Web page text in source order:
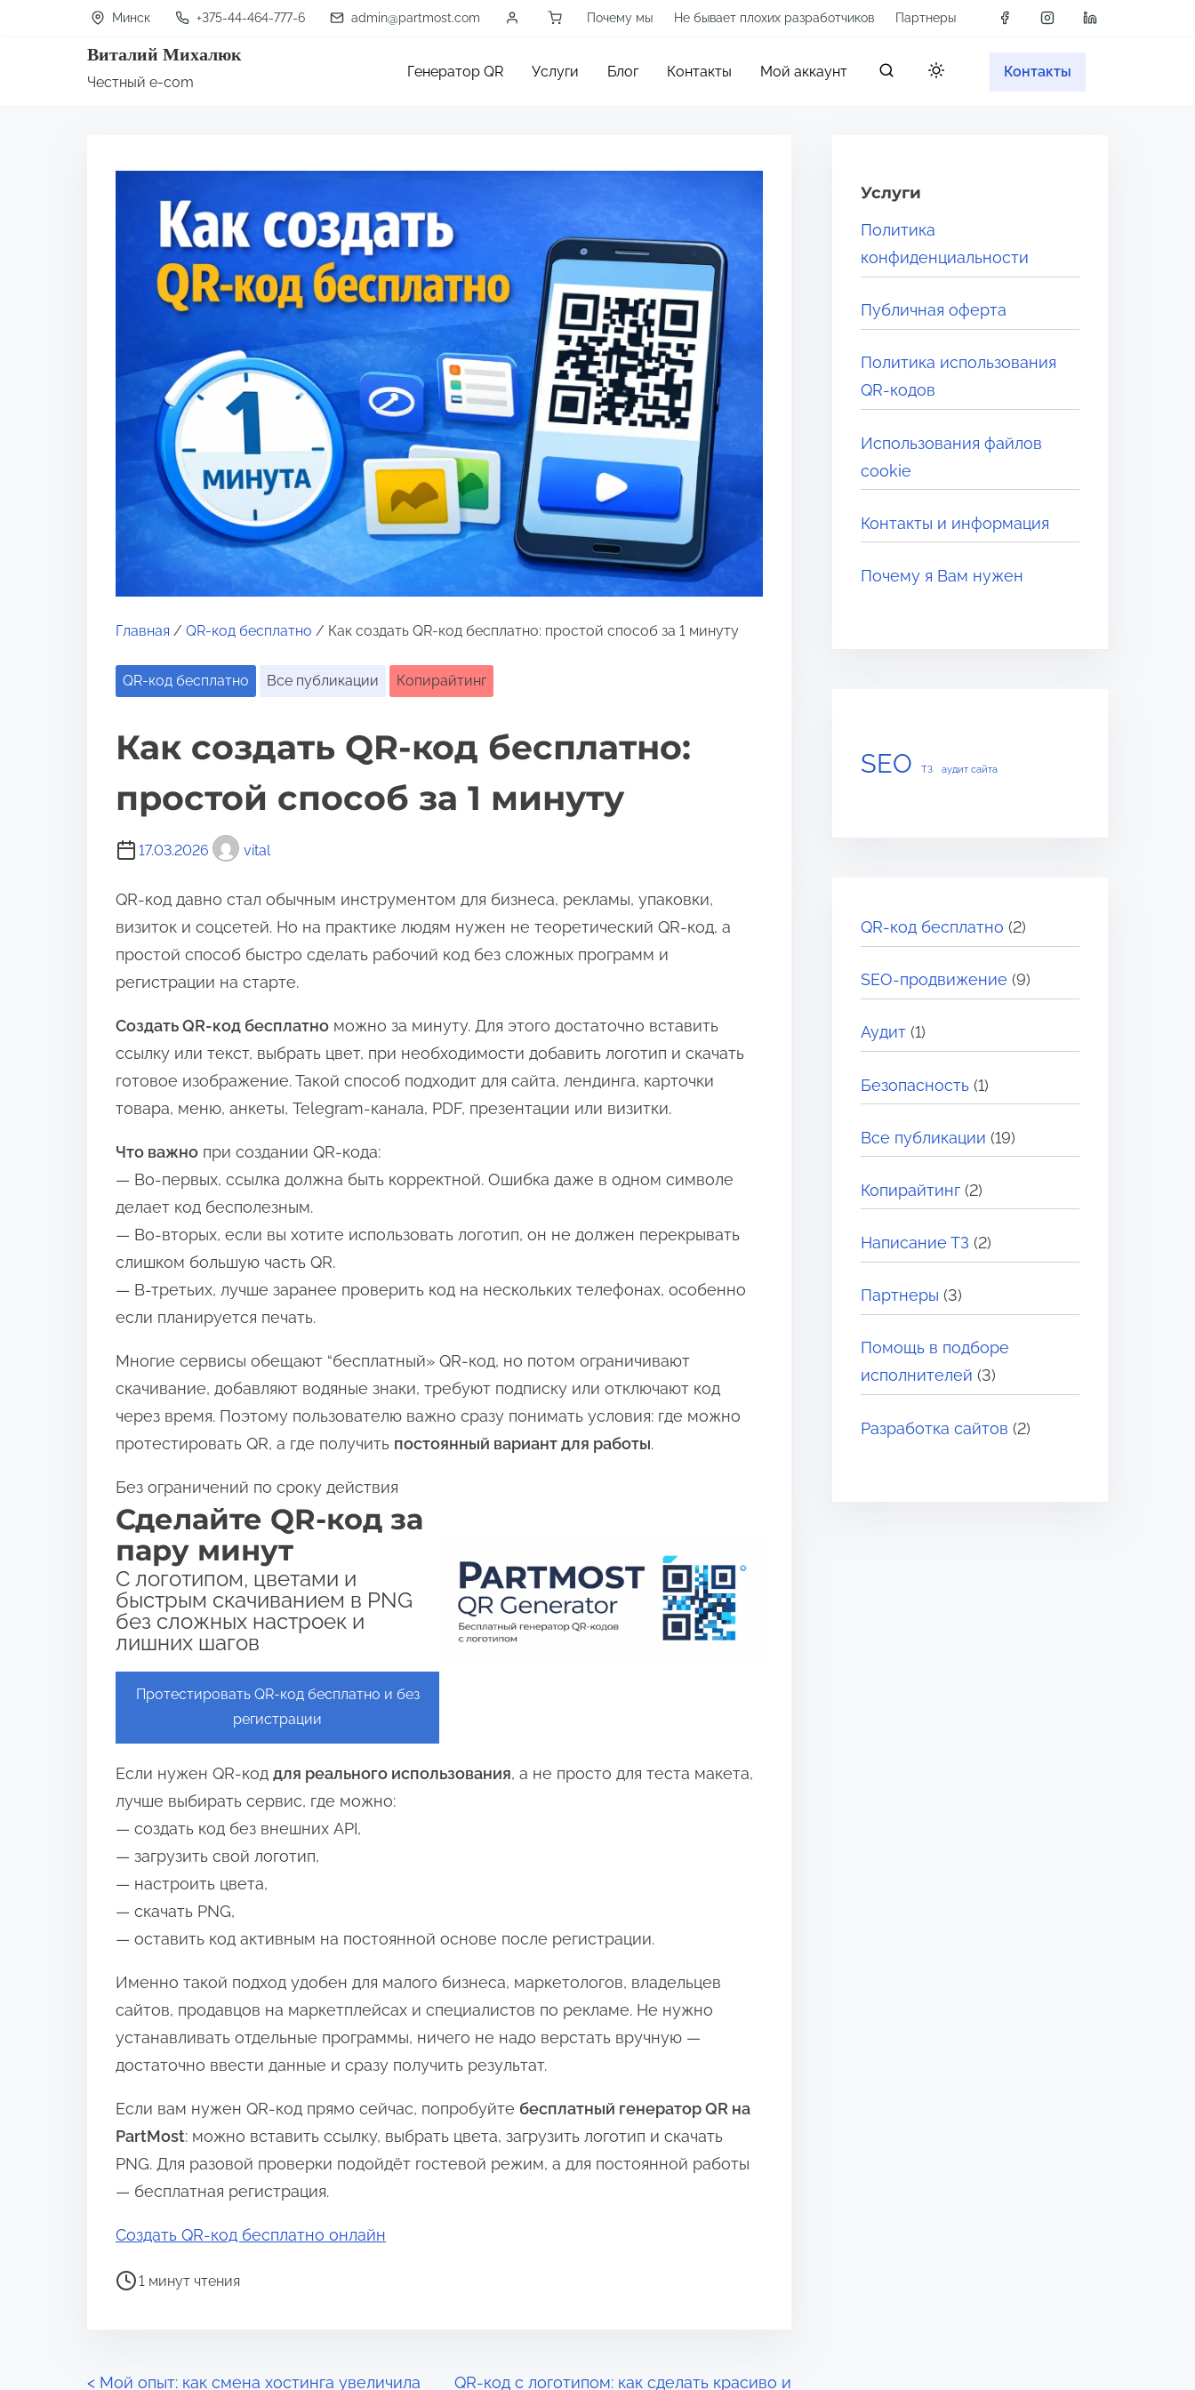
Минск +375-44-464-777-6 admin@partmost.com Почему мы Не бывает плохих разработчиков Партнеры
Виталий Михалюк
Честный e-com
Генератор QR Услуги Блог Контакты Мой аккаунт Контакты
Главная / QR-код бесплатно / Как создать QR-код бесплатно: простой способ за 1 минуту
QR-код бесплатно Все публикации Копирайтинг
Как создать QR-код бесплатно:
простой способ за 1 минуту
17.03.2026 vital
QR-код давно стал обычным инструментом для бизнеса, рекламы, упаковки,
визиток и соцсетей. Но на практике людям нужен не теоретический QR-код, а
простой способ быстро сделать рабочий код без сложных программ и
регистрации на старте.
Создать QR-код бесплатно можно за минуту. Для этого достаточно вставить
ссылку или текст, выбрать цвет, при необходимости добавить логотип и скачать
готовое изображение. Такой способ подходит для сайта, лендинга, карточки
товара, меню, анкеты, Telegram-канала, PDF, презентации или визитки.
Что важно при создании QR-кода:
— Во-первых, ссылка должна быть корректной. Ошибка даже в одном символе
делает код бесполезным.
— Во-вторых, если вы хотите использовать логотип, он не должен перекрывать
слишком большую часть QR.
— В-третьих, лучше заранее проверить код на нескольких телефонах, особенно
если планируется печать.
Многие сервисы обещают “бесплатный» QR-код, но потом ограничивают
скачивание, добавляют водяные знаки, требуют подписку или отключают код
через время. Поэтому пользователю важно сразу понимать условия: где можно
протестировать QR, а где получить постоянный вариант для работы.
Без ограничений по сроку действия
Сделайте QR-код за
пару минут
С логотипом, цветами и
быстрым скачиванием в PNG
без сложных настроек и
лишних шагов
Протестировать QR-код бесплатно и без
регистрации
Если нужен QR-код для реального использования, а не просто для теста макета,
лучше выбирать сервис, где можно:
— создать код без внешних API,
— загрузить свой логотип,
— настроить цвета,
— скачать PNG,
— оставить код активным на постоянной основе после регистрации.
Именно такой подход удобен для малого бизнеса, маркетологов, владельцев
сайтов, продавцов на маркетплейсах и специалистов по рекламе. Не нужно
устанавливать отдельные программы, ничего не надо верстать вручную —
достаточно ввести данные и сразу получить результат.
Если вам нужен QR-код прямо сейчас, попробуйте бесплатный генератор QR на
PartMost: можно вставить ссылку, выбрать цвета, загрузить логотип и скачать
PNG. Для разовой проверки подойдёт гостевой режим, а для постоянной работы
— бесплатная регистрация.
Создать QR-код бесплатно онлайн
В
я
1 минут чтения
< Мой опыт: как смена хостинга увеличила
QR-код с логотипом: как сделать красиво и
Услуги
Политика
конфиденциальности
Публичная оферта
Политика использования
QR-кодов
Использования файлов
cookie
Контакты и информация
Почему я Вам нужен
SEO ТЗ аудит сайта
QR-код бесплатно (2)
SEO-продвижение (9)
Аудит (1)
Безопасность (1)
Все публикации (19)
Копирайтинг (2)
Написание ТЗ (2)
Партнеры (3)
Помощь в подборе
исполнителей (3)
Разработка сайтов (2)